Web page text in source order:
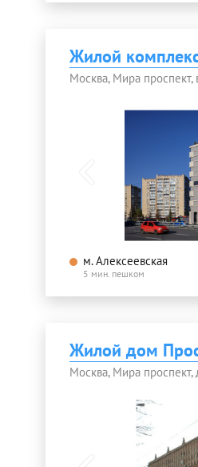
Жилой
Москва, Мира проспект,
м. Алексеевская
5 мин. пешком
Жилой дом
Москва, Мира